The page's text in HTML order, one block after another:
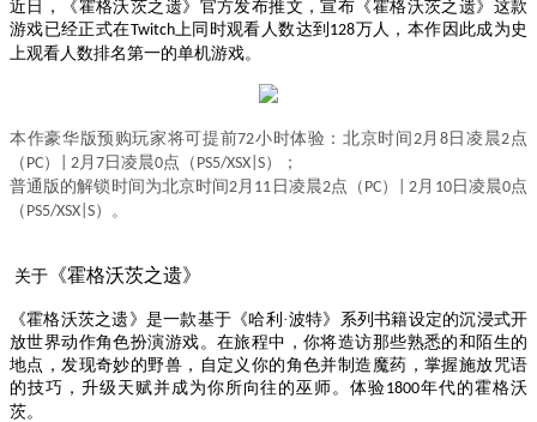
近日，
《霍格沃茨之遗》官方发布推文，宣布《霍格沃茨之遗》这款
游戏已经正式在Twitch上同时观看人数达到 128万人， 本作因此成为史
上观看人数排名第一的单机游戏。
本作豪华版预购玩家将可提前72小时体验：北京时间 2月 8日凌晨2 点
（ PC） | 2 月 7 日凌晨0点（ PS5/XSX|S）；
普通版的解锁时间为北京时间2 月 11 日凌晨2点（ PC） | 2 月 10日凌晨0点
（ PS5/XSX|S）。
关于 《霍格沃茨之遗》
《霍格沃茨之遗》是一款基于《哈利 ·波特》系列书籍设定的沉浸式开
放世界动作角色扮演游戏。在旅程中，你将造访那些熟悉的和陌生的
地点，发现奇妙的野兽，自定义你的角色并制造魔药，掌握施放咒语
的技巧，升级天赋并成为你所向往的巫师。体验1800年代的霍格沃
茨。